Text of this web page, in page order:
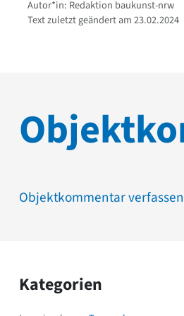
Autor*in: Redaktion baukunst-nrw
Text zuletzt geändert am 23.02.2024
Objektkommentar verfassen
Kategorien